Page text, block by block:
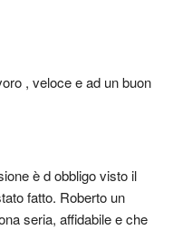
, veloce e ad un buon
è d obbligo visto il
fatto. Roberto un
seria, affidabile e che